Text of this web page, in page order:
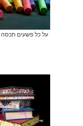
על כל פשעים